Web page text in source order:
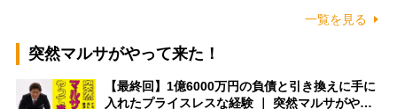
一覧を見る
突然マルサがやって来た！
【最終回】1億6000万円の負債と引き換えに手に
入れたプライスレスな経験 ｜ 突然マルサがや…